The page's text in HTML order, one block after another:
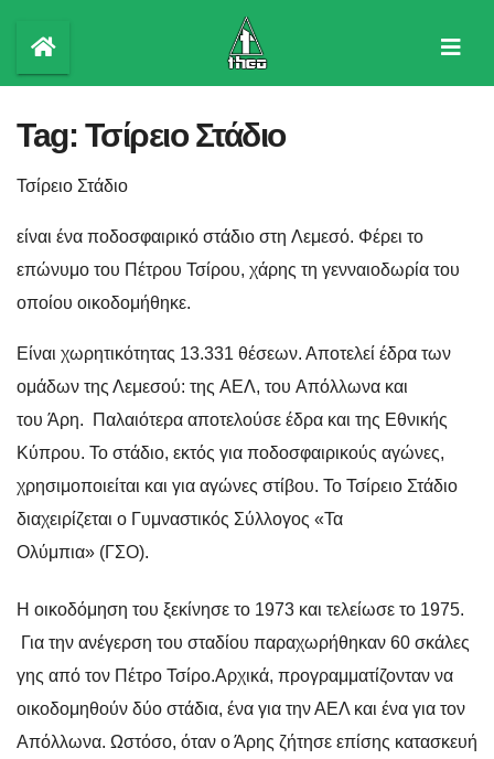
content
Tag: Τσίρειο Στάδιο
Τσίρειο Στάδιο
είναι ένα ποδοσφαιρικό στάδιο στη Λεμεσό. Φέρει το
επώνυμο του Πέτρου Τσίρου, χάρης τη γενναιοδωρία του
οποίου οικοδομήθηκε.
Είναι χωρητικότητας 13.331 θέσεων. Αποτελεί έδρα των
ομάδων της Λεμεσού: της ΑΕΛ, του Απόλλωνα και
του Άρη.
Παλαιότερα αποτελούσε έδρα και της Εθνικής
Κύπρου. Το στάδιο, εκτός για ποδοσφαιρικούς αγώνες,
χρησιμοποιείται και για αγώνες στίβου. Το Τσίρειο Στάδιο
διαχειρίζεται ο Γυμναστικός Σύλλογος «Τα
Ολύμπια» (ΓΣΟ).
Η οικοδόμηση του ξεκίνησε το 1973 και τελείωσε το 1975.
Για την ανέγερση του σταδίου παραχωρήθηκαν 60 σκάλες
γης από τον Πέτρο Τσίρο.Αρχικά, προγραμματίζονταν να
οικοδομηθούν δύο στάδια, ένα για την ΑΕΛ και ένα για τον
Απόλλωνα. Ωστόσο, όταν ο Άρης ζήτησε επίσης κατασκευή